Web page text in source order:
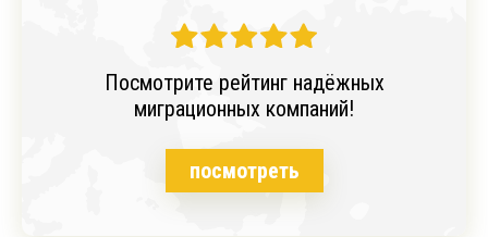
Посмотрите рейтинг надёжных
миграционных компаний!
посмотреть